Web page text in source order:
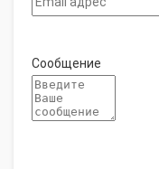
Сообщение